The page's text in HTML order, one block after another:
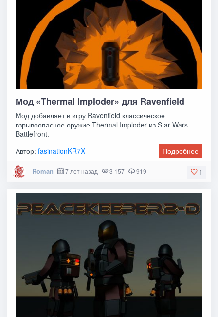
Мод «Thermal Imploder» для Ravenfield
Мод добавляет в игру Ravenfield классическое
взрывоопасное оружие Thermal Imploder из Star Wars
Battlefront.
Автор:fasinationKR7X Подробнее
1
Roman 7 лет назад 3 157 919